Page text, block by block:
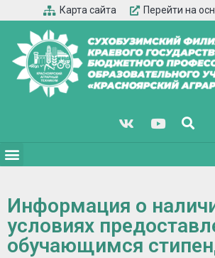
Карта сайта Перейти на
Информация о
условиях
обучающимся